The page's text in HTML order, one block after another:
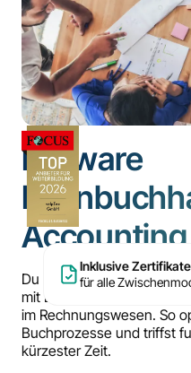
Inklusive Zertifikate
für alle
Lexware
Accounting
Du perfektionierst deine
mit Lexware und
im Rechnungswesen. So
Buchprozesse und triffst
kürzester Zeit.